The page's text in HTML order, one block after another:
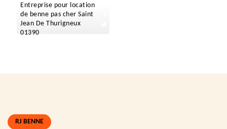
Entreprise pour location
de benne pas cher Saint
Jean De Thurigneux
01390
RJ BENNE